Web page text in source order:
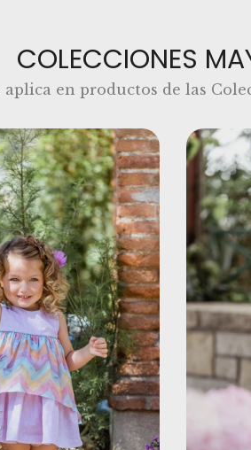
COLECCIONES
aplica en productos de las